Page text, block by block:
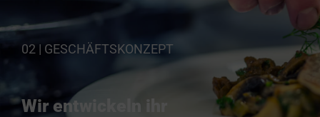
02 | GESCHÄFTSKONZEPT
Wir entwickeln ihr